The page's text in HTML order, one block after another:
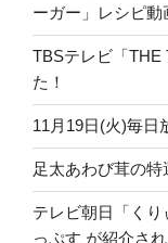
ーガー」レシピ
TBSテレビ「THE
た！
11月19日(火)毎日
足太あわび茸の特
テレビ朝日「く
っぷす が紹介され